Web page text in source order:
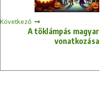
Következő
A töklámpás magyar
vonatkozása